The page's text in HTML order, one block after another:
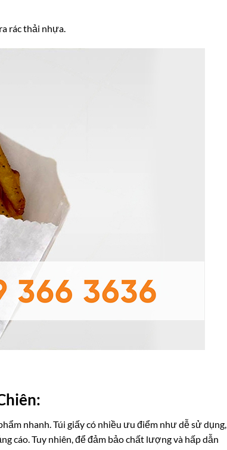
rác thải nhựa.
nhanh. Túi giấy có nhiều ưu điểm như dễ sử dụng,
cáo. Tuy nhiên, để đảm bảo chất lượng và hấp dẫn